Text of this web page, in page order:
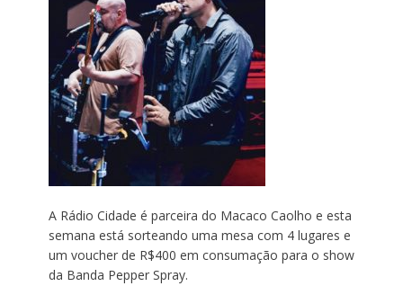
A Rádio Cidade é parceira do Macaco Caolho e esta
semana está sorteando uma mesa com 4 lugares e
um voucher de R$400 em consumação para o show
da Banda Pepper Spray.